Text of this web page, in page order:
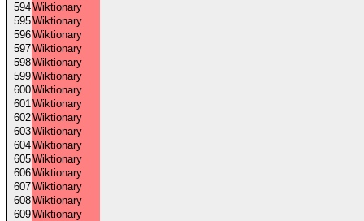
594Wiktionary
595Wiktionary
596Wiktionary
597Wiktionary
598Wiktionary
599Wiktionary
600Wiktionary
601Wiktionary
602Wiktionary
603Wiktionary
604Wiktionary
605Wiktionary
606Wiktionary
607Wiktionary
608Wiktionary
609Wiktionary